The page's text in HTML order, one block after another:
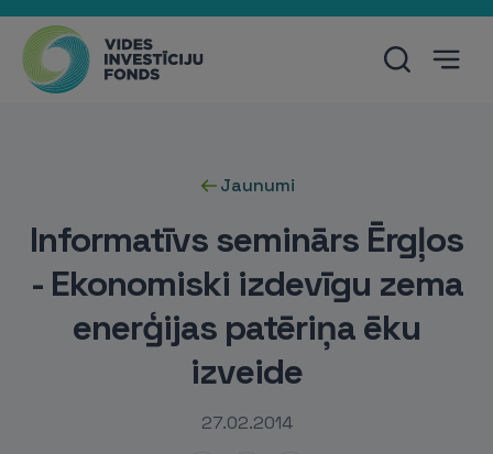
Jaunumi
Informatīvs seminārs Ērgļos
- Ekonomiski izdevīgu zema
enerģijas patēriņa ēku
izveide
27.02.2014